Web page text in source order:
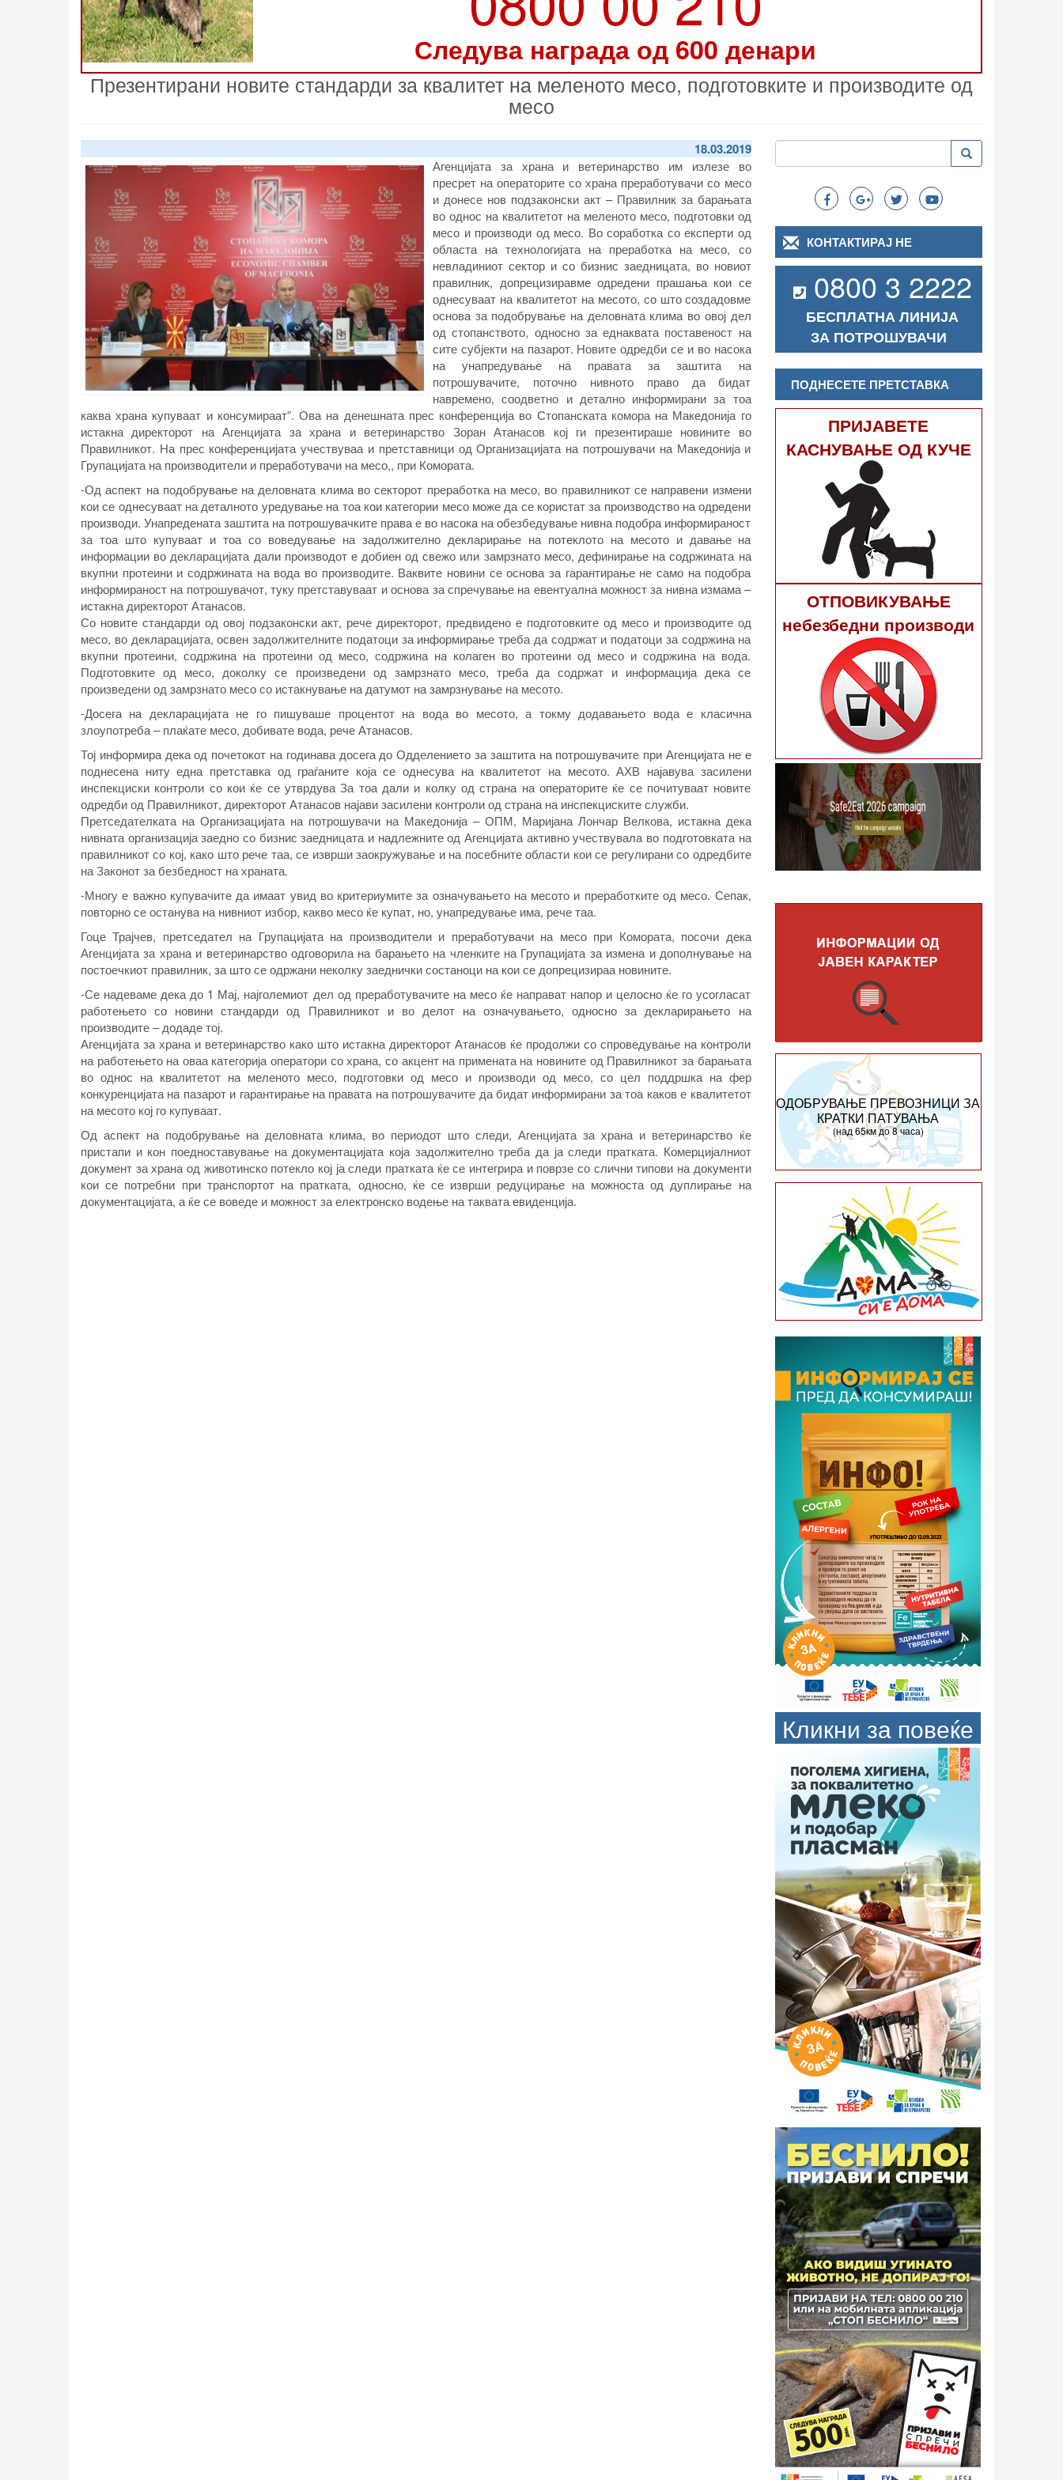
Следува награда од 600 денари
Презентирани новите стандарди за квалитет на меленото месо, подготовките и производите од
месо
18.03.2019
Агенцијата за храна и ветеринарство им излезе во
пресрет на операторите со храна преработувачи со месо
и донесе нов подзаконски акт – Правилник за барањата
во однос на квалитетот на меленото месо, подготовки од
месо и производи од месо. Во соработка со експерти од
областа на технологијата на преработка на месо, со
невладиниот сектор и со бизнис заедницата, во новиот
правилник, допрецизиравме одредени прашања кои се
однесуваат на квалитетот на месото, со што создадовме
основа за подобрување на деловната клима во овој дел
од стопанството, односно за еднаквата поставеност на
сите субјекти на пазарот. Новите одредби се и во насока
на унапредување на правата за заштита на
потрошувачите, поточно нивното право да бидат
навремено, соодветно и детално информирани за тоа
каква храна купуваат и консумираат”. Ова на денешната прес конференција во Стопанската комора на Македонија го
истакна директорот на Агенцијата за храна и ветеринарство Зоран Атанасов кој ги презентираше новините во
Правилникот. На прес конференцијата учествуваа и претставници од Организацијата на потрошувачи на Македонија и
Групацијата на производители и преработувачи на месо,, при Комората.
-Од аспект на подобрување на деловната клима во секторот преработка на месо, во правилникот се направени измени
кои се однесуваат на деталното уредување на тоа кои категории месо може да се користат за производство на одредени
производи. Унапредената заштита на потрошувачките права е во насока на обезбедување нивна подобра информираност
за тоа што купуваат и тоа со воведување на задолжително декларирање на потеклото на месото и давање на
информации во декларацијата дали производот е добиен од свежо или замрзнато месо, дефинирање на содржината на
вкупни протеини и содржината на вода во производите. Ваквите новини се основа за гарантирање не само на подобра
информираност на потрошувачот, туку претставуваат и основа за спречување на евентуална можност за нивна измама –
истакна директорот Атанасов.
Со новите стандарди од овој подзаконски акт, рече директорот, предвидено е подготовките од месо и производите од
месо, во декларацијата, освен задолжителните податоци за информирање треба да содржат и податоци за содржина на
вкупни протеини, содржина на протеини од месо, содржина на колаген во протеини од месо и содржина на вода.
Подготовките од месо, доколку се произведени од замрзнато месо, треба да содржат и информација дека се
произведени од замрзнато месо со истакнување на датумот на замрзнување на месото.
-Досега на декларацијата не го пишуваше процентот на вода во месото, а токму додавањето вода е класична
злоупотреба – плаќате месо, добивате вода, рече Атанасов.
Тој информира дека од почетокот на годинава досега до Одделението за заштита на потрошувачите при Агенцијата не е
поднесена ниту една претставка од граѓаните која се однесува на квалитетот на месото. АХВ најавува засилени
инспекциски контроли со кои ќе се утврдува За тоа дали и колку од страна на операторите ќе се почитуваат новите
одредби од Правилникот, директорот Атанасов најави засилени контроли од страна на инспекциските служби.
Претседателката на Организацијата на потрошувачи на Македонија – ОПМ, Маријана Лончар Велкова, истакна дека
нивната организација заедно со бизнис заедницата и надлежните од Агенцијата активно учествувала во подготовката на
правилникот со кој, како што рече таа, се изврши заокружување и на посебните области кои се регулирани со одредбите
на Законот за безбедност на храната.
-Многу е важно купувачите да имаат увид во критериумите за означувањето на месото и преработките од месо. Сепак,
повторно се останува на нивниот избор, какво месо ќе купат, но, унапредување има, рече таа.
Гоце Трајчев, претседател на Групацијата на производители и преработувачи на месо при Комората, посочи дека
Агенцијата за храна и ветеринарство одговорила на барањето на членките на Групацијата за измена и дополнување на
постоечкиот правилник, за што се одржани неколку заеднички состаноци на кои се допрецизираа новините.
-Се надеваме дека до 1 Мај, најголемиот дел од преработувачите на месо ќе направат напор и целосно ќе го усогласат
работењето со новини стандарди од Правилникот и во делот на означувањето, односно за декларирањето на
производите – додаде тој.
Агенцијата за храна и ветеринарство како што истакна директорот Атанасов ќе продолжи со спроведување на контроли
на работењето на оваа категорија оператори со храна, со акцент на примената на новините од Правилникот за барањата
во однос на квалитетот на меленото месо, подготовки од месо и производи од месо, со цел поддршка на фер
конкуренцијата на пазарот и гарантирање на правата на потрошувачите да бидат информирани за тоа каков е квалитетот
на месото кој го купуваат.
Од аспект на подобрување на деловната клима, во периодот што следи, Агенцијата за храна и ветеринарство ќе
пристапи и кон поедноставување на документацијата која задолжително треба да ја следи пратката. Комерцијалниот
документ за храна од животинско потекло кој ја следи пратката ќе се интегрира и поврзе со слични типови на документи
кои се потребни при транспортот на пратката, односно, ќе се изврши редуцирање на можноста од дуплирање на
документацијата, а ќе се воведе и можност за електронско водење на таквата евиденција.
Search
Пребарување Пребарување
КОНТАКТИРАЈ НЕ
0800 3 2222
БЕСПЛАТНА ЛИНИЈА
ЗА ПОТРОШУВАЧИ
ПОДНЕСЕТЕ ПРЕТСТАВКА
ПРИЈАВЕТЕ
КАСНУВАЊЕ ОД КУЧЕ
ОТПОВИКУВАЊЕ
небезбедни производи
ОДОБРУВАЊЕ ПРЕВОЗНИЦИ ЗА
КРАТКИ ПАТУВАЊА
(над 65км до 8 часа)
Кликни за повеќе